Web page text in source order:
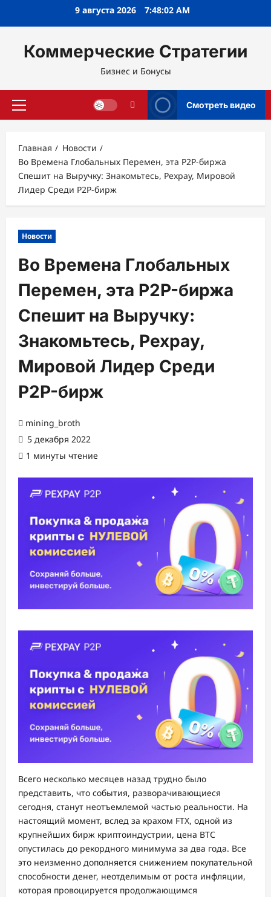
9 августа 2026 7:48:03 AM
Коммерческие Стратегии
Бизнес и Бонусы
Основное
Смотреть видео
Главная
Новости
Во Времена Глобальных Перемен, эта P2P-биржа
Спешит на Выручку: Знакомьтесь, Pexpay, Мировой
Лидер Среди P2P-бирж
Новости
Во Времена Глобальных
Перемен, эта P2P-биржа
Спешит на Выручку:
Знакомьтесь, Pexpay,
Мировой Лидер Среди
P2P-бирж
mining_broth
5 декабря 2022
1 минуты чтение
Всего несколько месяцев назад трудно было
представить, что события, разворачивающиеся
сегодня, станут неотъемлемой частью реальности. На
настоящий момент, вслед за крахом FTX, одной из
крупнейших бирж криптоиндустрии, цена BTC
опустилась до рекордного минимума за два года. Все
это неизменно дополняется снижением покупательной
способности денег, неотделимым от роста инфляции,
которая провоцируется продолжающимся